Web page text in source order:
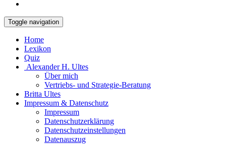
Toggle navigation
Home
Lexikon
Quiz
Alexander H. Ultes
Über mich
Vertriebs- und Strategie-Beratung
Britta Ultes
Impressum & Datenschutz
Impressum
Datenschutzerklärung
Datenschutzeinstellungen
Datenauszug